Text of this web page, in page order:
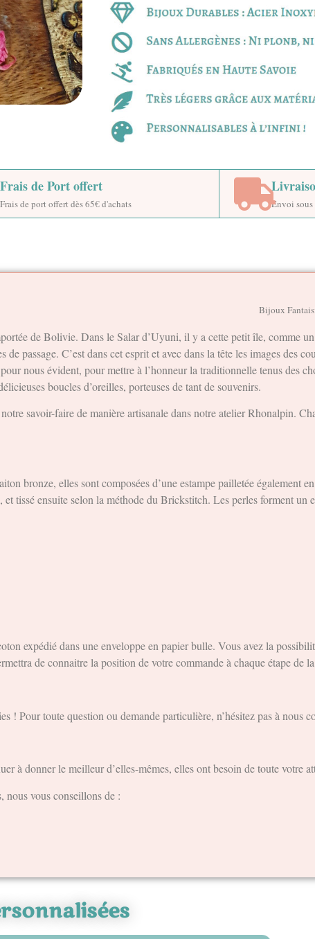
Frais de Port offert
Frais de port offert dès 65€ d'achats Envoi
Bijoux
de Bolivie. Dans le Salar d’Uyuni, il y a cette petit île, comme un
passage. C’est dans cet esprit et avec dans la tête les images des
nous évident, pour mettre à l’honneur la traditionnelle tenus des
boucles d’oreilles, porteuses de tant de souvenirs.
savoir-faire de manière artisanale dans notre atelier Rhonalpin.
bronze, elles sont composées d’une estampe pailletée également
tissé ensuite selon la méthode du Brickstitch. Les perles forment un
expédié dans une enveloppe en papier bulle. Vous avez la
de connaitre la position de votre commande à chaque étape de
! Pour toute question ou demande particulière, n’hésitez pas à nous
à donner le meilleur d’elles-mêmes, elles ont besoin de toute votre
nous vous conseillons de :